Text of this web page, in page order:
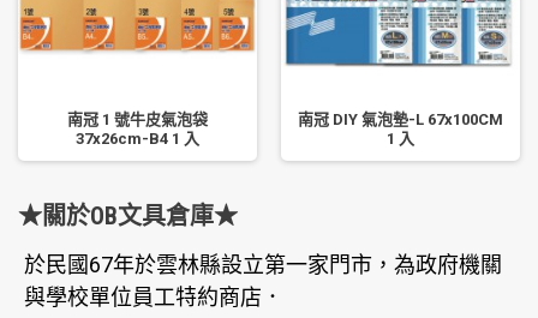
南冠 1 號牛皮氣泡袋
37x26cm-B4 1 入
南冠 DIY 氣泡墊-L 67x100CM
1 入
★關於OB文具倉庫★
於民國67年於雲林縣設立第一家門市，為政府機關
與學校單位員工特約商店．